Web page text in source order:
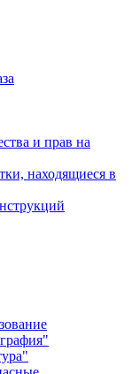
и прав на
находящиеся в